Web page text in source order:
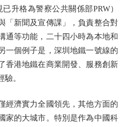
升格為警察公共關係部PRW）
「新聞及宣傳課」，負責整合對
通等功能，二十四小時為本地和
一個例子是，深圳地鐵一號線的
香港地鐵在商業開發、服務創新
。
濟實力全國領先，其他方面的
家的大城市。特別是作為中國科